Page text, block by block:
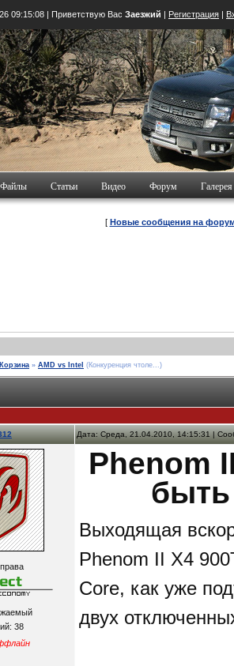
09:15:09 | Приветствую Вас Заезжий | Регистрация |
Файлы Статьи Видео Форум Галерея
[ Новые сообщения на
Корзина » AMD vs Intel (Конкуренция чтоле...)
Дата: Среда, 21.04.2010, 14:15:31 |
38
Phenom
быть
Выходящая
Phenom II X4
Core, как уже
двух